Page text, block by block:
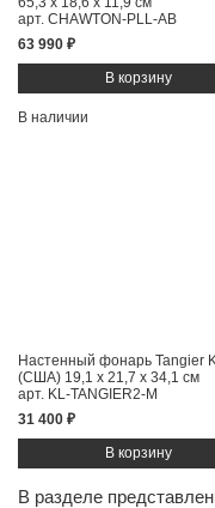
арт. CHAWTON-PLL-AB
63 990 ₽
В наличии
Настенный фонарь Tangier
(США) 19,1 x 21,7 x 34,1 см
арт. KL-TANGIER2-M
31 400 ₽
В разделе